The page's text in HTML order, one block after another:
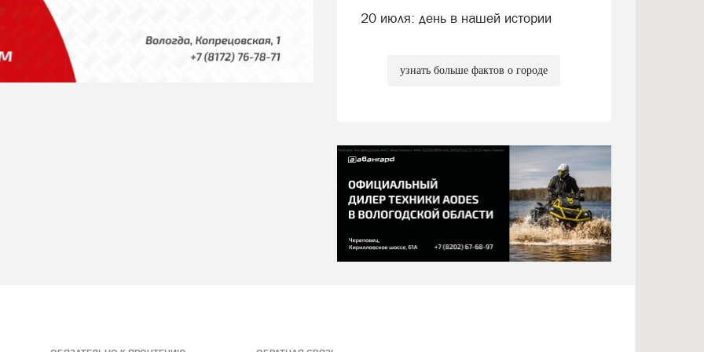
20 июля: день в нашей истории
узнать больше фактов о городе